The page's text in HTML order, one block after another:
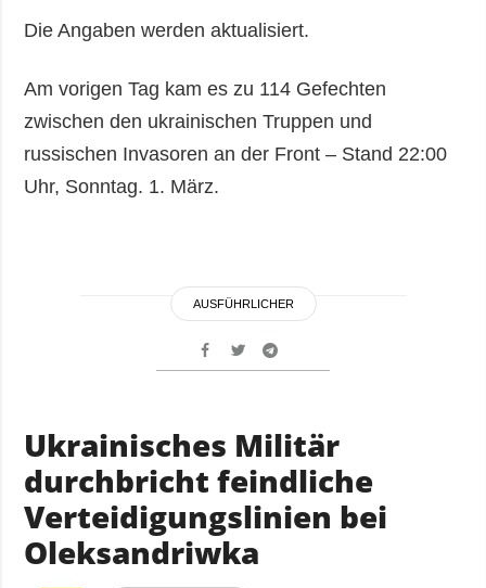
Die Angaben werden aktualisiert.
Am vorigen Tag kam es zu 114 Gefechten
zwischen den ukrainischen Truppen und
russischen Invasoren an der Front – Stand 22:00
Uhr, Sonntag. 1. März.
AUSFÜHRLICHER
Ukrainisches Militär
durchbricht feindliche
Verteidigungslinien bei
Oleksandriwka